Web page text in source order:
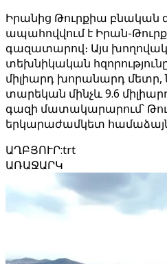
Իրանից Թուրքիա բնական
ապահովվում է Իրան-
գազատարով։ Այս
տեխնիկական
միլիարդ խորանարդ
տարեկան մինչև 9.6
գազի մատակարարում՝
երկարաժամկետ
ԱՂԲՅՈՒՐ:trt
ԱՌԱՋԱՐԿ